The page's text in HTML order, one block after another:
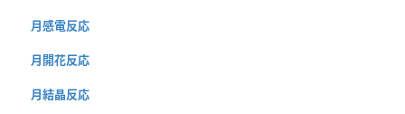
月感電反応
月開花反応
月結晶反応